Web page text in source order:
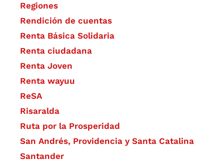
Regiones
Rendición de cuentas
Renta Básica Solidaria
Renta ciudadana
Renta Joven
Renta wayuu
ReSA
Risaralda
Ruta por la Prosperidad
San Andrés, Providencia y Santa Catalina
Santander